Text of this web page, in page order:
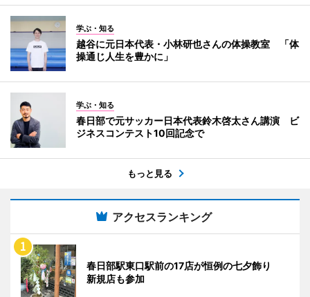
学ぶ・知る
越谷に元日本代表・小林研也さんの体操教室 「体
操通じ人生を豊かに」
学ぶ・知る
春日部で元サッカー日本代表鈴木啓太さん講演 ビ
ジネスコンテスト10回記念で
もっと見る
アクセスランキング
春日部駅東口駅前の17店が恒例の七夕飾り
新規店も参加